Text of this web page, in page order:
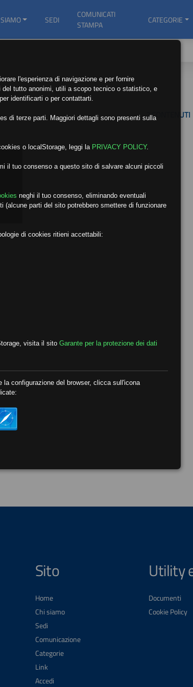
SEDI
COMUNICATI
STAMPA
CATEGORIE
2 CONTENUTI
Sito
Home
Chi siamo
Sedi
Comunicazione
Categorie
Link
Accedi
Utility
Documenti
Cookie Policy
l'esperienza di navigazione e per fornire
tutto anonimi, utili a scopo tecnico o statistico, e
identificarti o per contattarti.
di terze parti. Maggiori dettagli sono presenti sulla
o localStorage, leggi la PRIVACY POLICY.
il tuo consenso a questo sito di salvare alcuni piccoli
neghi il tuo consenso, eliminando eventuali
(alcune parti del sito potrebbero smettere di funzionare
di cookies ritieni accettabili:
visita il sito Garante per la protezione dei dati
configurazione del browser, clicca sull'icona